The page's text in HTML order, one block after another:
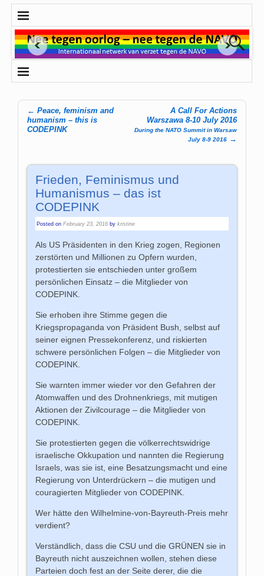
Post navigation
← Peace, feminism and
humanism – this is
CODEPINK
A Call For Actions
Warszawa 8-10 July 2016
During the NATO Summit in Warsaw
July 8-9 2016 →
Frieden, Feminismus und
Humanismus – das ist
CODEPINK
Posted onFebruary 23, 2016 bykristine
Als US Präsidenten in den Krieg zogen, Regionen
zerstörten und Millionen zu Opfern wurden,
protestierten sie entschieden unter großem
persönlichen Einsatz – die Mitglieder von
CODEPINK.
Sie erhoben ihre Stimme gegen die
Kriegspropaganda von Präsident Bush, selbst auf
seiner eignen Pressekonferenz, und riskierten
schwere persönlichen Folgen – die Mitglieder von
CODEPINK.
Sie warnten immer wieder vor den Gefahren der
Atomwaffen und des Drohnenkriegs, mit mutigen
Aktionen der Zivilcourage – die Mitglieder von
CODEPINK.
Sie protestierten gegen die völkerrechtswidrige
israelische Okkupation und nannten die Regierung
Israels, was sie ist, eine Besatzungsmacht und eine
Regierung von Unterdrückern – die mutigen und
couragierten Mitglieder von CODEPINK.
Wer hätte den Wilhelmine-von-Bayreuth-Preis mehr
verdient?
Verständlich, dass die CSU und die GRÜNEN sie in
Bayreuth nicht auszeichnen wollen, stehen diese
Parteien doch fest an der Seite derer, die die